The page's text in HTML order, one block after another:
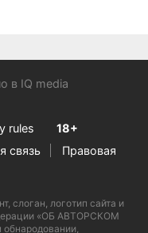
в IQ media
rules
18+
связь
Правовая
слоган, логотип сайта и
«ОБ АВТОРСКОМ